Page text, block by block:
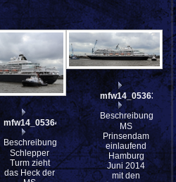
mfw14_053641
Beschreibung:
Schlepper
Turm zieht
das Heck der
mfw14_053638
Beschreibung:
MS
Prinsendam
einlaufend
Hamburg
Juni 2014
mit den